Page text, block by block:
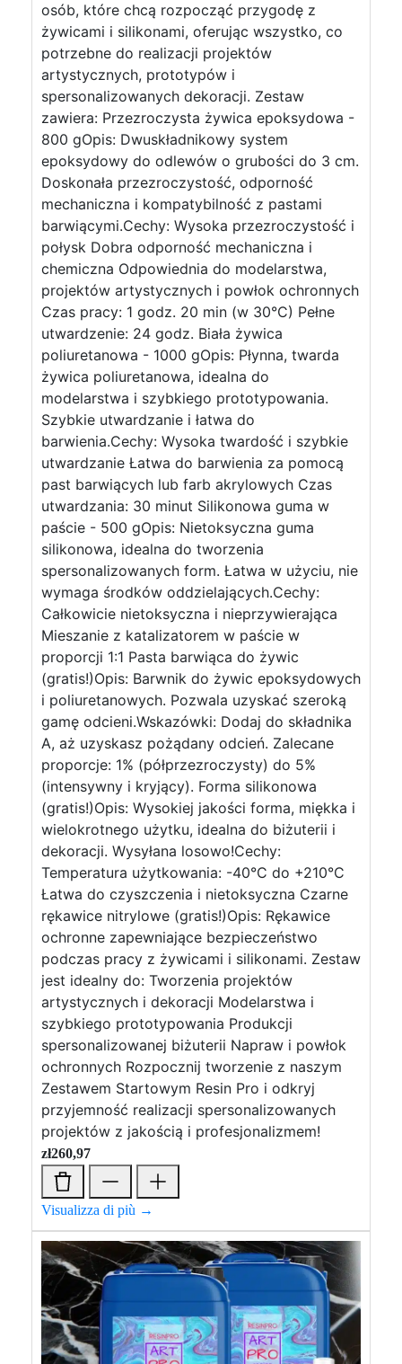
osób, które chcą rozpocząć przygodę z
żywicami i silikonami, oferując wszystko, co
potrzebne do realizacji projektów
artystycznych, prototypów i
spersonalizowanych dekoracji. Zestaw
zawiera: Przezroczysta żywica epoksydowa -
800 gOpis: Dwuskładnikowy system
epoksydowy do odlewów o grubości do 3 cm.
Doskonała przezroczystość, odporność
mechaniczna i kompatybilność z pastami
barwiącymi.Cechy: Wysoka przezroczystość i
połysk Dobra odporność mechaniczna i
chemiczna Odpowiednia do modelarstwa,
projektów artystycznych i powłok ochronnych
Czas pracy: 1 godz. 20 min (w 30°C) Pełne
utwardzenie: 24 godz. Biała żywica
poliuretanowa - 1000 gOpis: Płynna, twarda
żywica poliuretanowa, idealna do
modelarstwa i szybkiego prototypowania.
Szybkie utwardzanie i łatwa do
barwienia.Cechy: Wysoka twardość i szybkie
utwardzanie Łatwa do barwienia za pomocą
past barwiących lub farb akrylowych Czas
utwardzania: 30 minut Silikonowa guma w
paście - 500 gOpis: Nietoksyczna guma
silikonowa, idealna do tworzenia
spersonalizowanych form. Łatwa w użyciu, nie
wymaga środków oddzielających.Cechy:
Całkowicie nietoksyczna i nieprzywierająca
Mieszanie z katalizatorem w paście w
proporcji 1:1 Pasta barwiąca do żywic
(gratis!)Opis: Barwnik do żywic epoksydowych
i poliuretanowych. Pozwala uzyskać szeroką
gamę odcieni.Wskazówki: Dodaj do składnika
A, aż uzyskasz pożądany odcień. Zalecane
proporcje: 1% (półprzezroczysty) do 5%
(intensywny i kryjący). Forma silikonowa
(gratis!)Opis: Wysokiej jakości forma, miękka i
wielokrotnego użytku, idealna do biżuterii i
dekoracji. Wysyłana losowo!Cechy:
Temperatura użytkowania: -40°C do +210°C
Łatwa do czyszczenia i nietoksyczna Czarne
rękawice nitrylowe (gratis!)Opis: Rękawice
ochronne zapewniające bezpieczeństwo
podczas pracy z żywicami i silikonami. Zestaw
jest idealny do: Tworzenia projektów
artystycznych i dekoracji Modelarstwa i
szybkiego prototypowania Produkcji
spersonalizowanej biżuterii Napraw i powłok
ochronnych Rozpocznij tworzenie z naszym
Zestawem Startowym Resin Pro i odkryj
przyjemność realizacji spersonalizowanych
projektów z jakością i profesjonalizmem!
zł260,97
Visualizza di più →